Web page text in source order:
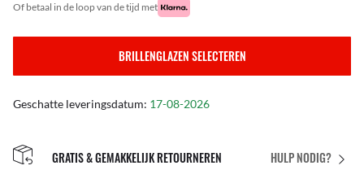
of betaal in de loop van de tijd met
BRILLENGLAZEN SELECTEREN
Geschatte leveringsdatum: 17-08-2026
HULP NODIG?
GRATIS & GEMAKKELIJK RETOURNEREN